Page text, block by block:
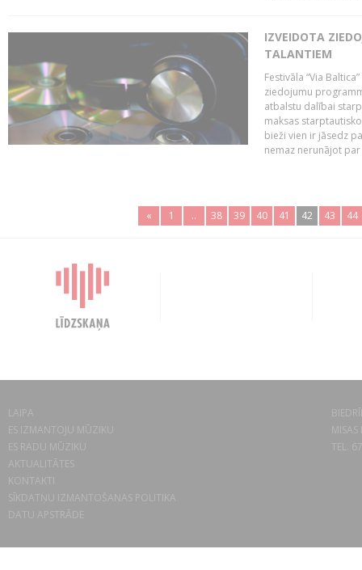
IZVEIDOTA
TALANTIEM
Festivāla “Via
ziedojumu
atbalstu dalībai
maksas
bieži vien ir jāsedz
nemaz nerunājot
« 1 .. 38 39 40 41 42 43 44
LAIPA
ES IZMANTOJU MŪZIKU
ES RADU MŪZIKU
AKTUALITĀTES
KONTAKTI
SĪKDATŅU IZMANTOŠANAS POLITIKA
DATU APSTRĀDE
TEL.